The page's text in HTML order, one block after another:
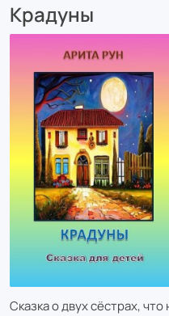
Крадуны
Сказка о двух сёстрах,